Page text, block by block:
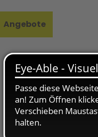
Angebote